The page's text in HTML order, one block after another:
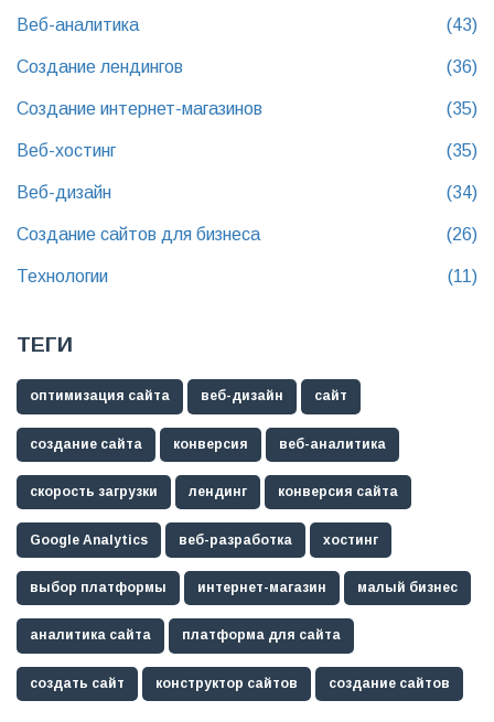
Веб-аналитика (43)
Создание лендингов (36)
Создание интернет-магазинов (35)
Веб-хостинг (35)
Веб-дизайн (34)
Создание сайтов для бизнеса (26)
Технологии (11)
ТЕГИ
оптимизация сайта веб-дизайн сайт
создание сайта конверсия веб-аналитика
скорость загрузки лендинг конверсия сайта
Google Analytics веб-разработка хостинг
выбор платформы интернет-магазин малый бизнес
аналитика сайта платформа для сайта
создать сайт конструктор сайтов создание сайтов